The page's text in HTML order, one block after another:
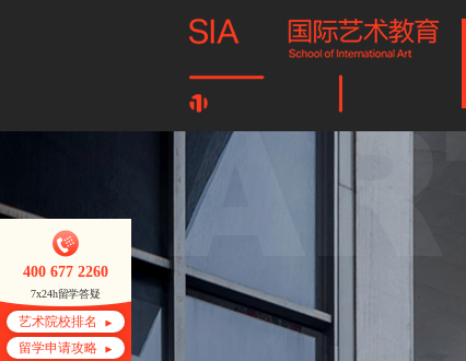
400 677 2260
7x24h留学答疑
艺术院校排名
留学申请攻略